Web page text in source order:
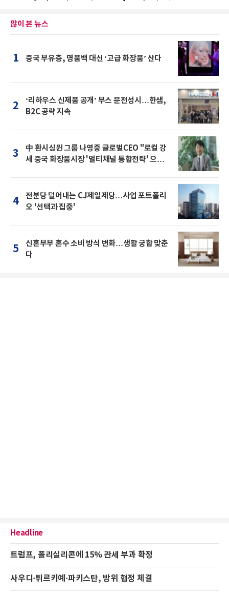
많이 본 뉴스
1 중국 부유층, 명품백 대신 ‘고급 화장품’ 산다
2
‘리하우스 신제품 공개’ 부스 문전성시…한샘,
B2C 공략 지속
3
中 환시싱윈 그룹 나영중 글로벌CEO "로컬 강
세 중국 화장품시장 '멀티채널 통합전략' 으로
4
전분당 덜어내는 CJ제일제당…사업 포트폴리
오 '선택과 집중'
5
신혼부부 혼수 소비 방식 변화…생활 궁합 맞춘
다
Headline
트럼프, 폴리실리콘에 15% 관세 부과 확정
사우디·튀르키예·파키스탄, 방위 협정 체결